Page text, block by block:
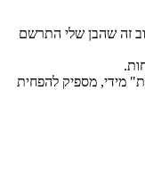
זה שהבן שלי התרשם
מידי, מספיק להפחית